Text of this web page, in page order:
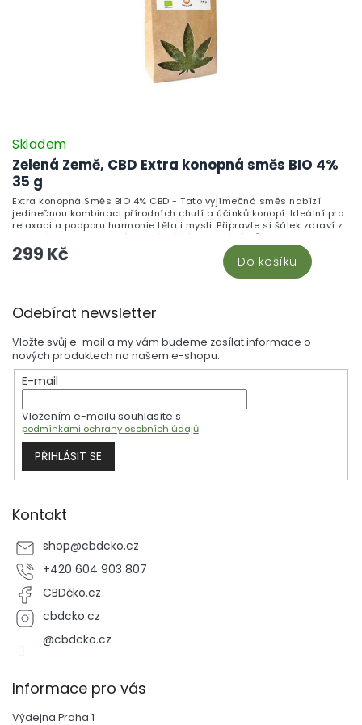
Zelená Země, CBD Extra konopná směs BIO 4%
35 g
Skladem
299 Kč Do košíku
Extra konopná Směs BIO 4% CBD - Tato vyjímečná směs nabízí
jedinečnou kombinaci přírodních chutí a účinků konopí. Ideální pro
relaxaci a podporu harmonie těla i mysli. Připravte si šálek zdraví z
kvalitních surovin, který ocení každý milovník čajů.
Odebírat newsletter
Vložte svůj e-mail a my vám budeme zasílat informace o
nových produktech na našem e-shopu.
E-mail
Vložením e-mailu souhlasíte s
podmínkami ochrany osobních údajů
PŘIHLÁSIT SE
Kontakt
shop@cbdcko.cz
+420 604 903 807
CBDčko.cz
cbdcko.cz
@cbdcko.cz
Informace pro vás
Výdejna Praha 1